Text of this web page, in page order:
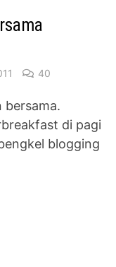
40
bersama.
di pagi
blogging